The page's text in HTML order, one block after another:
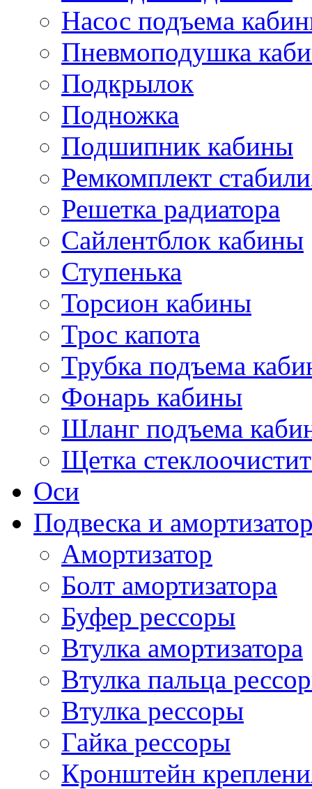
Насос подъема
Пневмоподушка
Подкрылок
Подножка
Подшипник кабины
Ремкомплект
Решетка радиатора
Сайлентблок кабины
Ступенька
Торсион кабины
Трос капота
Трубка подъема
Фонарь кабины
Шланг подъема
Щетка
Оси
Подвеска и
Амортизатор
Болт амортизатора
Буфер рессоры
Втулка амортизатора
Втулка пальца
Втулка рессоры
Гайка рессоры
Кронштейн